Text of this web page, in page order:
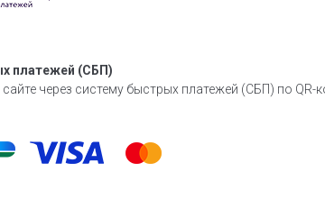
платежей (СБП)
через систему быстрых платежей (СБП) по QR-